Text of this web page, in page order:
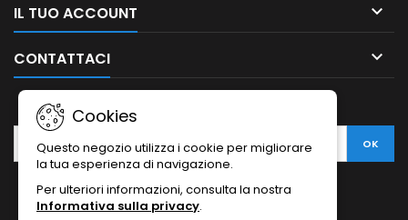
IL TUO ACCOUNT 
CONTATTACI 
Cookies
Questo negozio utilizza i cookie per migliorare
la tua esperienza di navigazione.
Per ulteriori informazioni, consulta la nostra
Informativa sulla privacy.